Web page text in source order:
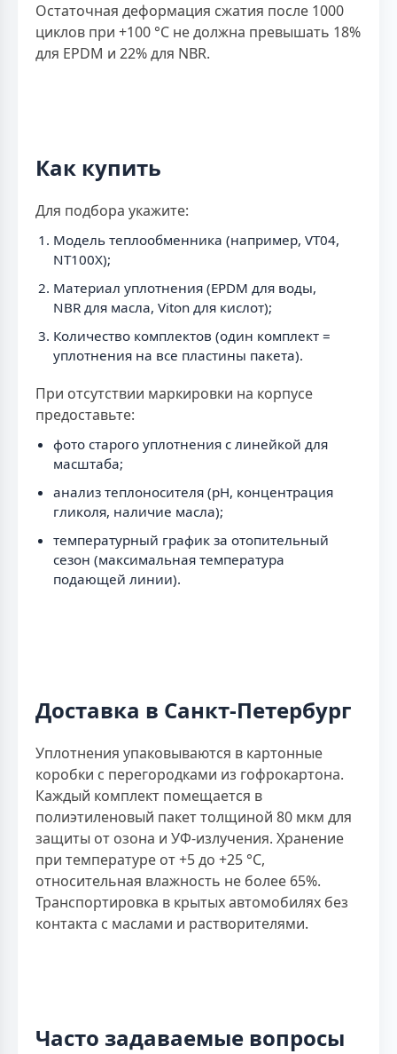
Остаточная деформация сжатия после 1000
циклов при +100 °С не должна превышать 18%
для EPDM и 22% для NBR.
Как купить
Для подбора укажите:
Модель теплообменника (например, VT04,
NT100X);
Материал уплотнения (EPDM для воды,
NBR для масла, Viton для кислот);
Количество комплектов (один комплект =
уплотнения на все пластины пакета).
При отсутствии маркировки на корпусе
предоставьте:
фото старого уплотнения с линейкой для
масштаба;
анализ теплоносителя (рН, концентрация
гликоля, наличие масла);
температурный график за отопительный
сезон (максимальная температура
подающей линии).
Доставка в Санкт-Петербург
Уплотнения упаковываются в картонные
коробки с перегородками из гофрокартона.
Каждый комплект помещается в
полиэтиленовый пакет толщиной 80 мкм для
защиты от озона и УФ-излучения. Хранение
при температуре от +5 до +25 °С,
относительная влажность не более 65%.
Транспортировка в крытых автомобилях без
контакта с маслами и растворителями.
Часто задаваемые вопросы